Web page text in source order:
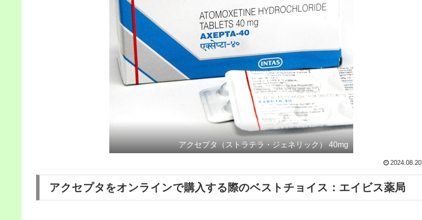
アクセプタ（ストラテラ・ジェネリック） 40mg
2024.08.20
アクセプタをオンラインで購入する際のベストチョイス：エイビス薬局